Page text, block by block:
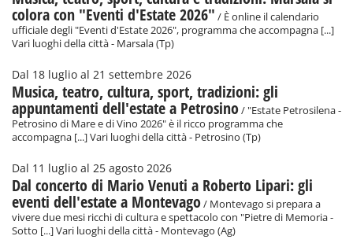
colora con "Eventi d'Estate 2026" / È online il calendario
ufficiale degli "Eventi d'Estate 2026", programma che accompagna [...]
Vari luoghi della città - Marsala (Tp)
Dal 18 luglio al 21 settembre 2026
Musica, teatro, cultura, sport, tradizioni: gli
appuntamenti dell'estate a Petrosino/ "Estate Petrosilena -
Petrosino di Mare e di Vino 2026" è il ricco programma che
accompagna [...] Vari luoghi della città - Petrosino (Tp)
Dal 11 luglio al 25 agosto 2026
Dal concerto di Mario Venuti a Roberto Lipari: gli
eventi dell'estate a Montevago/ Montevago si prepara a
vivere due mesi ricchi di cultura e spettacolo con "Pietre di Memoria -
Sotto [...] Vari luoghi della città - Montevago (Ag)